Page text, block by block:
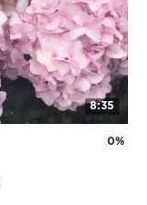
8:35
0%